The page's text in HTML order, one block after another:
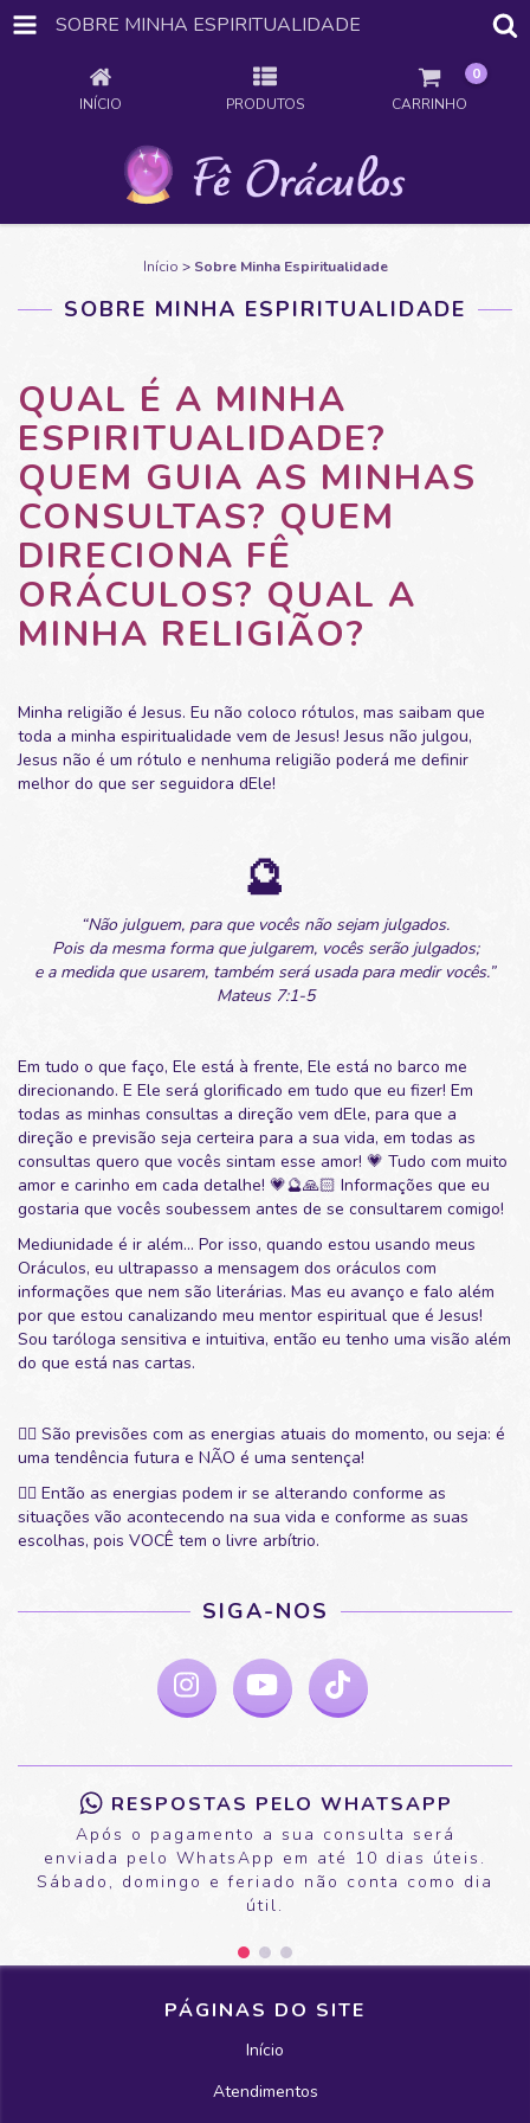
SOBRE MINHA ESPIRITUALIDADE
INÍCIO PRODUTOS CARRINHO
0
Início > Sobre Minha Espiritualidade
SOBRE MINHA ESPIRITUALIDADE
QUAL É A MINHA
ESPIRITUALIDADE?
QUEM GUIA AS MINHAS
CONSULTAS? QUEM
DIRECIONA FÊ
ORÁCULOS? QUAL A
MINHA RELIGIÃO?
Minha religião é Jesus. Eu não coloco rótulos, mas saibam que
toda a minha espiritualidade vem de Jesus! Jesus não julgou,
Jesus não é um rótulo e nenhuma religião poderá me definir
melhor do que ser seguidora dEle!
🔮
“Não julguem, para que vocês não sejam julgados.
Pois da mesma forma que julgarem, vocês serão julgados;
e a medida que usarem, também será usada para medir vocês.”
Mateus 7:1-5
Em tudo o que faço, Ele está à frente, Ele está no barco me
direcionando. E Ele será glorificado em tudo que eu fizer! Em
todas as minhas consultas a direção vem dEle, para que a
direção e previsão seja certeira para a sua vida, em todas as
consultas quero que vocês sintam esse amor! 💗 Tudo com muito
amor e carinho em cada detalhe! 💗🔮🙏🏻 Informações que eu
gostaria que vocês soubessem antes de se consultarem comigo!
Mediunidade é ir além... Por isso, quando estou usando meus
Oráculos, eu ultrapasso a mensagem dos oráculos com
informações que nem são literárias. Mas eu avanço e falo além
por que estou canalizando meu mentor espiritual que é Jesus!
Sou taróloga sensitiva e intuitiva, então eu tenho uma visão além
do que está nas cartas.
👉🏻 São previsões com as energias atuais do momento, ou seja: é
uma tendência futura e NÃO é uma sentença!
👉🏻 Então as energias podem ir se alterando conforme as
situações vão acontecendo na sua vida e conforme as suas
escolhas, pois VOCÊ tem o livre arbítrio.
SIGA-NOS
RESPOSTAS PELO WHATSAPP
Após o pagamento a sua consulta será
enviada pelo WhatsApp em até 10 dias úteis.
Sábado, domingo e feriado não conta como dia
útil.
PÁGINAS DO SITE
Início
Atendimentos